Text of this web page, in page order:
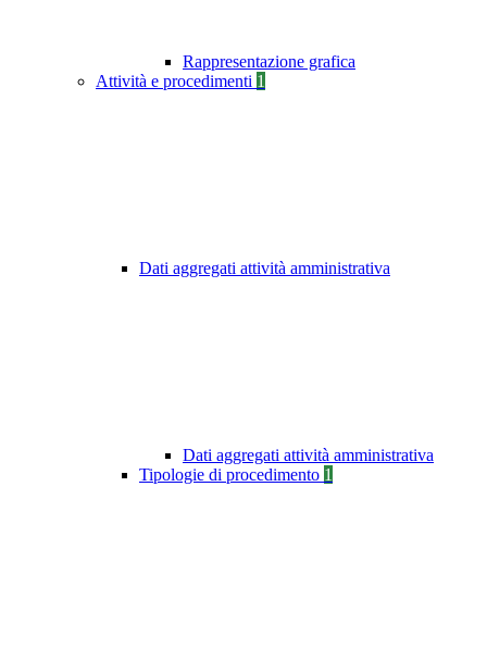
Rappresentazione grafica
Attività e procedimenti 1
Dati aggregati attività amministrativa
Dati aggregati attività amministrativa
Tipologie di procedimento 1